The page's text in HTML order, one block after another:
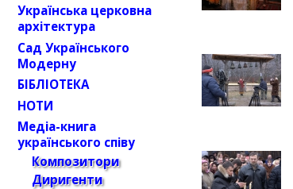
Українська церковна
архітектура
Сад Українського
Модерну
БІБЛІОТЕКА
НОТИ
Медіа-книга
українського співу
Композитори
Диригенти